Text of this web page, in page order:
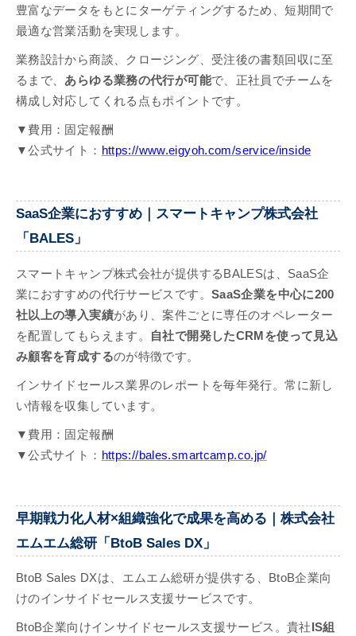
豊富なデータをもとにターゲティングするため、短期間で
最適な営業活動を実現します。
業務設計から商談、クロージング、受注後の書類回収に至
るまで、 あらゆる業務の代行が可能で、正社員でチームを
構成し対応してくれる点もポイントです。
▼費用：固定報酬
▼公式サイト： https://www.eigyoh.com/service/inside
SaaS企業におすすめ｜スマートキャンプ株式会社
「BALES」
スマートキャンプ株式会社が提供するBALESは、SaaS企
業におすすめの代行サービスです。 SaaS企業を中心に200
社以上の導入実績があり、案件ごとに専任のオペレーター
を配置してもらえます。
自社で開発したCRMを使って見込
み顧客を育成するのが特徴です。
インサイドセールス業界のレポートを毎年発行。常に新し
い情報を収集しています。
▼費用：固定報酬
▼公式サイト： https://bales.smartcamp.co.jp/
早期戦力化人材×組織強化で成果を高める｜株式会社
エムエム総研「BtoB Sales DX」
BtoB Sales DXは、エムエム総研が提供する、BtoB企業向
けのインサイドセールス支援サービスです。
BtoB企業向けインサイドセールス支援サービス。貴社 IS組